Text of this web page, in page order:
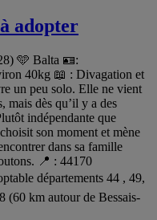
adopter
🩵 Balta 🪪:
40kg 📖 : Divagation et
un peu solo. Elle ne vient
mais dès qu’il y a des
indépendante que
son moment et mène
dans sa famille
📍 : 44170
départements 44 , 49,
(60 km autour de Bessais-